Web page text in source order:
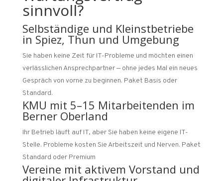
sinnvoll?
Selbständige und Kleinstbetriebe
in Spiez, Thun und Umgebung
Sie haben keine Zeit für IT-Probleme und möchten einen
verlässlichen Ansprechpartner — ohne jedes Mal ein neues
Gespräch von vorne zu beginnen. Paket Basis oder
Standard.
KMU mit 5–15 Mitarbeitenden im
Berner Oberland
Ihr Betrieb läuft auf IT, aber Sie haben keine eigene IT-
Stelle. Probleme kosten Sie Arbeitszeit und Nerven. Paket
Standard oder Premium
Vereine mit aktivem Vorstand und